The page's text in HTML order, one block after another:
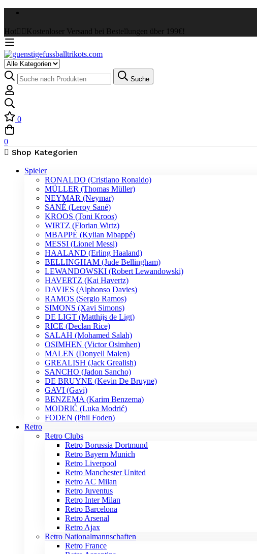
Hot ✌🏼Kostenloser Versand bei Bestellungen über 199€!
Select
a
Category
Suche
nach:
Suche
0
0
Shop Kategorien
Spieler
RONALDO (Cristiano Ronaldo)
MÜLLER (Thomas Müller)
NEYMAR (Neymar)
SANÉ (Leroy Sané)
KROOS (Toni Kroos)
WIRTZ (Florian Wirtz)
MBAPPÉ (Kylian Mbappé)
MESSI (Lionel Messi)
HAALAND (Erling Haaland)
BELLINGHAM (Jude Bellingham)
LEWANDOWSKI (Robert Lewandowski)
HAVERTZ (Kai Havertz)
DAVIES (Alphonso Davies)
RAMOS (Sergio Ramos)
SIMONS (Xavi Simons)
DE LIGT (Matthijs de Ligt)
RICE (Declan Rice)
SALAH (Mohamed Salah)
OSIMHEN (Victor Osimhen)
MALEN (Donyell Malen)
GREALISH (Jack Grealish)
SANCHO (Jadon Sancho)
DE BRUYNE (Kevin De Bruyne)
GAVI (Gavi)
BENZEMA (Karim Benzema)
MODRIĆ (Luka Modrić)
FODEN (Phil Foden)
Retro
Retro Clubs
Retro Borussia Dortmund
Retro Bayern Munich
Retro Liverpool
Retro Manchester United
Retro AC Milan
Retro Juventus
Retro Inter Milan
Retro Barcelona
Retro Arsenal
Retro Ajax
Retro Nationalmannschaften
Retro France